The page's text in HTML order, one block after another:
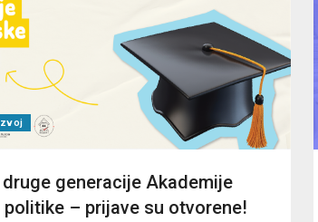
generacije Akademije
– prijave su otvorene!